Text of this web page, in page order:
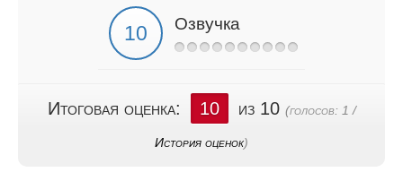
Озвучка
Итоговая оценка: 10 из 10 (голосов: 1 /
История оценок)